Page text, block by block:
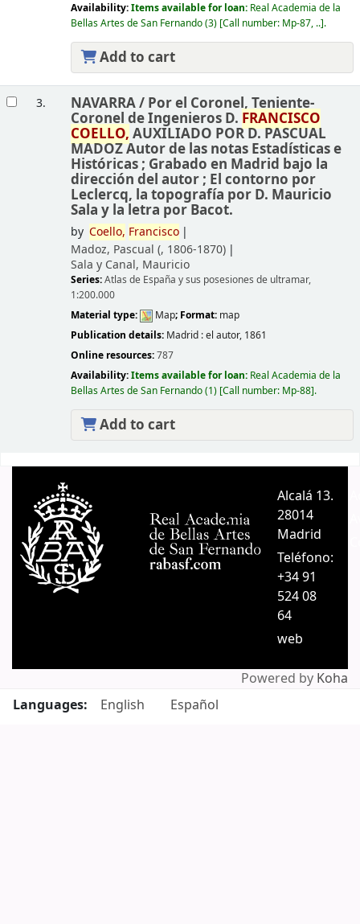
Availability:Items available for loan: Real Academia de la
Bellas Artes de San Fernando(3) Call number: Mp-87, .. .
Add to cart
3. NAVARRA / Por el Coronel, Teniente-
Coronel de Ingenieros D. FRANCISCO
COELLO, AUXILIADO POR D. PASCUAL
MADOZ Autor de las notas Estadísticas e
Históricas ; Grabado en Madrid bajo la
dirección del autor ; El contorno por
Leclercq, la topografía por D. Mauricio
Sala y la letra por Bacot.
by Coello, Francisco
Madoz, Pascual (, 1806-1870)
Sala y Canal, Mauricio
Series:Atlas de España y sus posesiones de ultramar,
1:200.000
Material type:
Map; Format: map
Publication details: Madrid :el autor, 1861
Online resources:787
Availability:Items available for loan: Real Academia de la
Bellas Artes de San Fernando(1) Call number: Mp-88 .
Add to cart
Alcalá 13.
28014
Madrid
Teléfono:
+34 91
524 08
64
web
Powered by Koha
Languages:
English Español